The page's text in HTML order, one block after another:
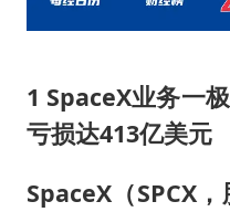
1 SpaceX业务一
亏损达413亿美元
SpaceX（SPCX